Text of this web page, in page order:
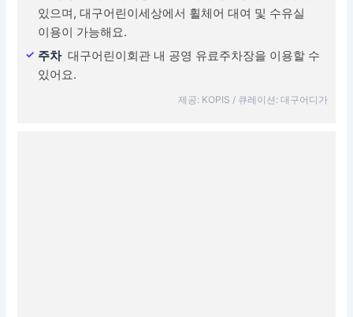
있으며, 대구어린이세상에서 휠체어 대여 및 수유실
이용이 가능해요.
주차 대구어린이회관 내 공영 유료주차장을 이용할 수
있어요.
제공: KOPIS / 큐레이션: 대구어디가